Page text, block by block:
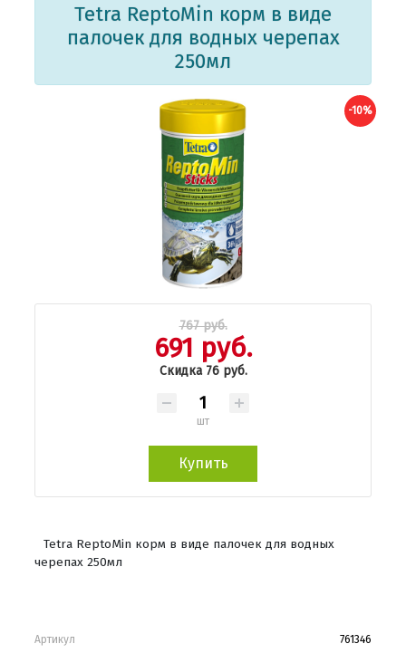
Tetra ReptoMin корм в виде
палочек для водных черепах
250мл
-10%
767 руб.
691 руб.
Скидка 76 руб.
шт
Купить
Tetra ReptoMin корм в виде палочек для водных
черепах 250мл
Артикул 761346